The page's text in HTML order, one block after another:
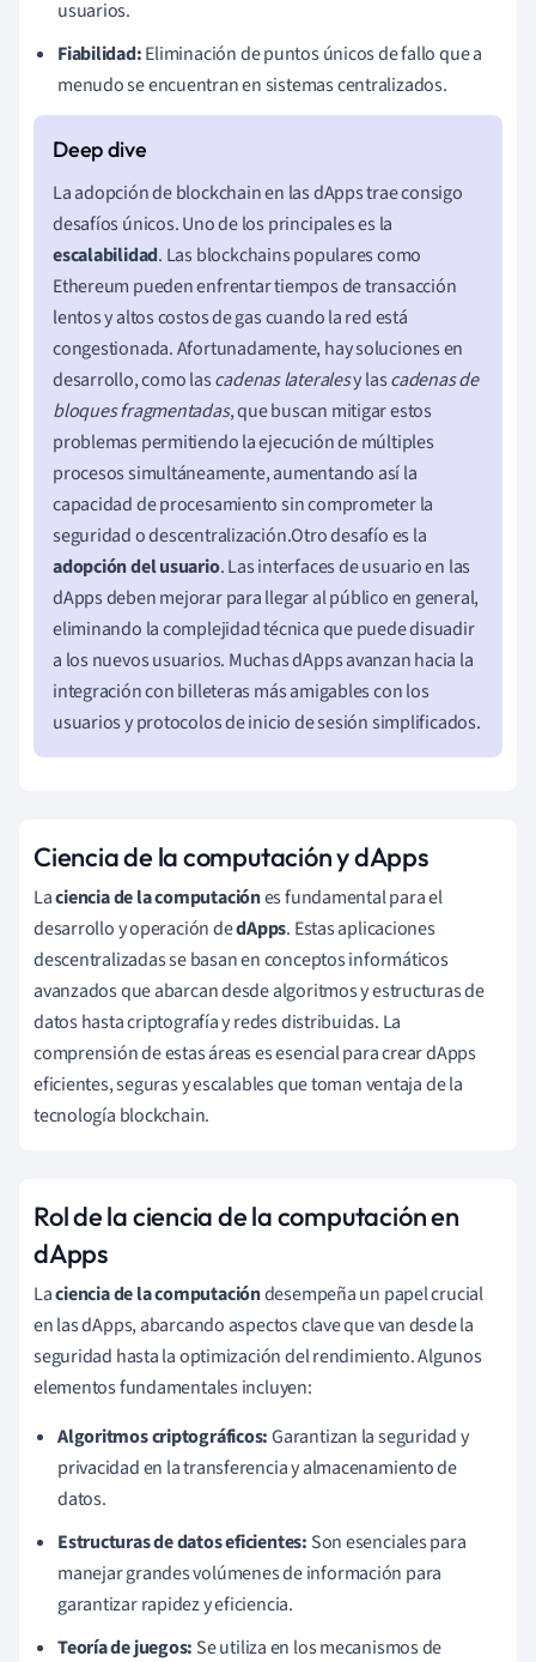
usuarios.
Fiabilidad:Eliminación de puntos únicos de fallo que a
menudo se encuentran en sistemas centralizados.
La adopción de blockchain en las dApps trae consigo
desafíos únicos. Uno de los principales es la
escalabilidad. Las blockchains populares como
Ethereum pueden enfrentar tiempos de transacción
lentos y altos costos de gas cuando la red está
congestionada. Afortunadamente, hay soluciones en
desarrollo, como lascadenas lateralesy lascadenas de
bloques fragmentadas, que buscan mitigar estos
problemas permitiendo la ejecución de múltiples
procesos simultáneamente, aumentando así la
capacidad de procesamiento sin comprometer la
seguridad o descentralización.Otro desafío es la
adopción del usuario. Las interfaces de usuario en las
dApps deben mejorar para llegar al público en general,
eliminando la complejidad técnica que puede disuadir
a los nuevos usuarios. Muchas dApps avanzan hacia la
integración con billeteras más amigables con los
usuarios y protocolos de inicio de sesión simplificados.
Ciencia de la computación y dApps
Laciencia de la computaciónes fundamental para el
desarrollo y operación dedApps. Estas aplicaciones
descentralizadas se basan en conceptos informáticos
avanzados que abarcan desde algoritmos y estructuras de
datos hasta criptografía y redes distribuidas. La
comprensión de estas áreas es esencial para crear dApps
eficientes, seguras y escalables que toman ventaja de la
tecnología blockchain.
Rol de la ciencia de la computación en
dApps
Laciencia de la computacióndesempeña un papel crucial
en las dApps, abarcando aspectos clave que van desde la
seguridad hasta la optimización del rendimiento. Algunos
elementos fundamentales incluyen:
Algoritmos criptográficos:Garantizan la seguridad y
privacidad en la transferencia y almacenamiento de
datos.
Estructuras de datos eficientes: Son esenciales para
manejar grandes volúmenes de información para
garantizar rapidez y eficiencia.
Teoría de juegos: Se utiliza en los mecanismos de